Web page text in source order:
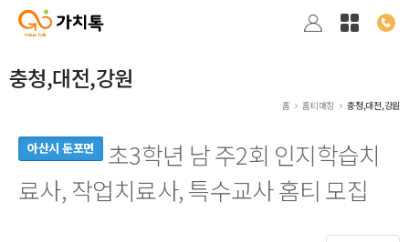
충청,대전,강원
홈 홈티매칭 충청,대전,강원
아산시 둔포면
초3학년 남 주2회 인지학습치
료사, 작업치료사, 특수교사 홈티 모집